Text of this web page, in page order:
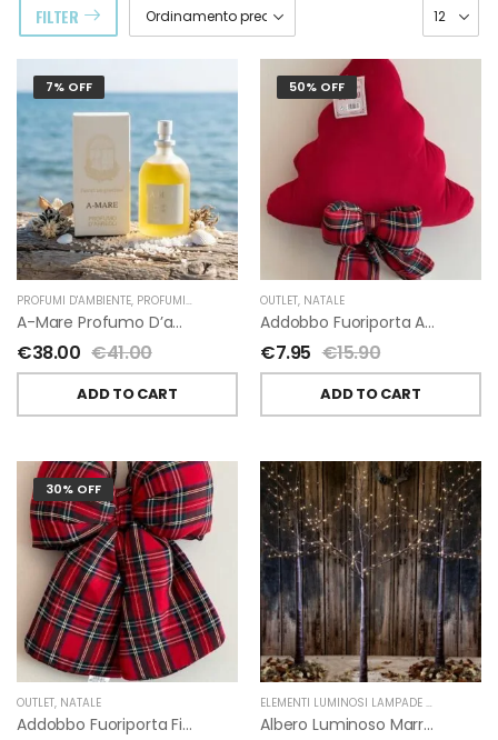
FILTER
7% OFF
PROFUMI D'AMBIENTE, PROFUMI D'AMBIENTE FIORIRA' UN GIARDINO
A-Mare Profumo D’ambiente Di Fiorirà Un Giardino
€38.00 €41.00
ADD TO CART
50% OFF
OUTLET, NATALE
Addobbo Fuoriporta Alberello Velluto Rosso Con Fiocchetto Tartan
€7.95 €15.90
ADD TO CART
30% OFF
OUTLET, NATALE
Addobbo Fuoriporta Fiocco In Velluto Rosso O In Tartan
ELEMENTI LUMINOSI LAMPADE E LED
Albero Luminoso Marrone Interno-Esterno Di Fiorirà Un Giardino